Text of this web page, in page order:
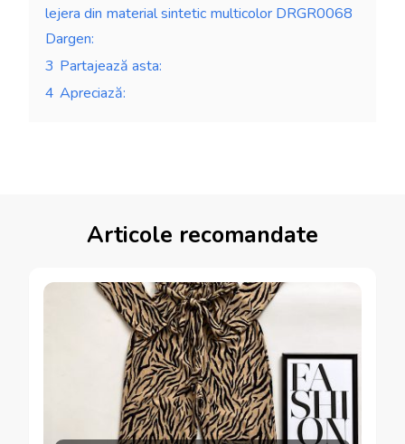
lejera din material sintetic multicolor DRGR0068
Dargen:
3 Partajează asta:
4 Apreciază:
Articole recomandate